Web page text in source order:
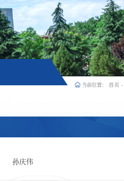
当前位置： 首页 -
孙庆伟